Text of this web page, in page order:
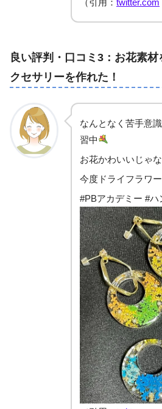
（引用： twitter.com
良い評判・口コミ3：お花素
クセサリーを作れた！
なんとなく苦手意
習中
お花かわいいじゃ
今度ドライフラワ
#PBアカデミー #ハ